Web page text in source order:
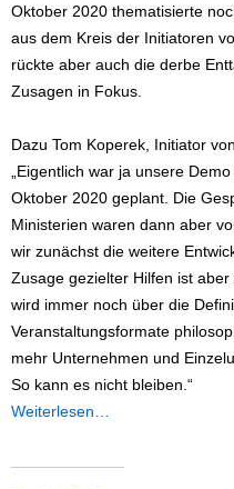
Oktober 2020 thematisierte
aus dem Kreis der Initiatoren
rückte aber auch die derbe
Zusagen in Fokus.
Dazu Tom Koperek, Initiator
„Eigentlich war ja unsere
Oktober 2020 geplant. Die
Ministerien waren dann aber
wir zunächst die weitere
Zusage gezielter Hilfen ist
wird immer noch über die
Veranstaltungsformate
mehr Unternehmen und
So kann es nicht bleiben.“
Weiterlesen…